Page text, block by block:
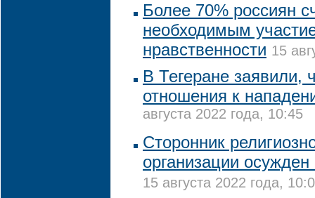
Более 70% россиян
необходимым
нравственности 15
В Тегеране заявили,
отношения к
августа 2022 года, 10:45
Сторонник
организации
15 августа 2022 года,